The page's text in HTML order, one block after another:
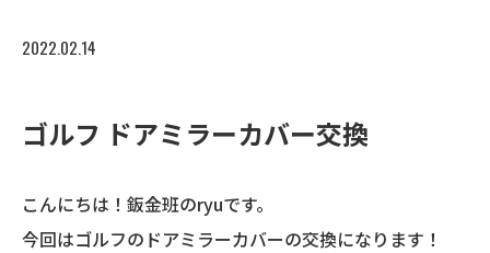
2022.02.14
ゴルフ ドアミラーカバー交換
こんにちは！鈑金班のryuです。
今回はゴルフのドアミラーカバーの交換になります！